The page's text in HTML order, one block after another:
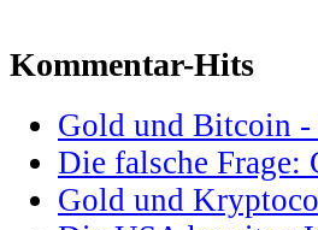
Kommentar-Hits
Gold und Bitcoin -
Die falsche Frage:
Gold und